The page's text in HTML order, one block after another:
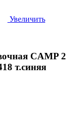
Увеличить
CAMP 2
т.синяя